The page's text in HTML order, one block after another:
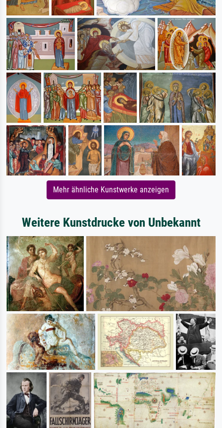
Mehr ähnliche Kunstwerke anzeigen
Weitere Kunstdrucke von Unbekannt